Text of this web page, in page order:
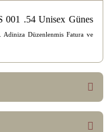
001 .54 Unisex Günes
Düzenlenmis Fatura ve